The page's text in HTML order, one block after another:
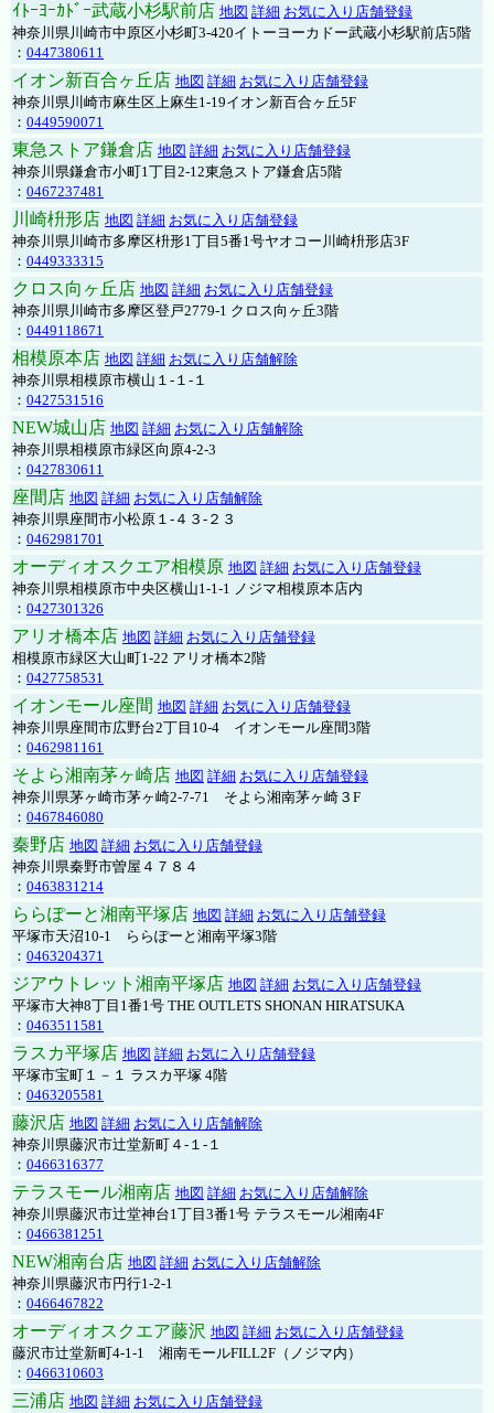
ｲﾄｰﾖｰｶﾄﾞｰ武蔵小杉駅前店 地図 詳細 お気に入り店舗登録
神奈川県川崎市中原区小杉町3-420イトーヨーカドー武蔵小杉駅前店5階
： 0447380611
イオン新百合ヶ丘店 地図 詳細 お気に入り店舗登録
神奈川県川崎市麻生区上麻生1-19イオン新百合ヶ丘5F
： 0449590071
東急ストア鎌倉店 地図 詳細 お気に入り店舗登録
神奈川県鎌倉市小町1丁目2-12東急ストア鎌倉店5階
： 0467237481
川崎枡形店 地図 詳細 お気に入り店舗登録
神奈川県川崎市多摩区枡形1丁目5番1号ヤオコー川崎枡形店3F
： 0449333315
クロス向ヶ丘店 地図 詳細 お気に入り店舗登録
神奈川県川崎市多摩区登戸2779-1 クロス向ヶ丘3階
： 0449118671
相模原本店 地図 詳細 お気に入り店舗解除
神奈川県相模原市横山１-１-１
： 0427531516
NEW城山店 地図 詳細 お気に入り店舗解除
神奈川県相模原市緑区向原4-2-3
： 0427830611
座間店 地図 詳細 お気に入り店舗解除
神奈川県座間市小松原１-４３-２３
： 0462981701
オーディオスクエア相模原 地図 詳細 お気に入り店舗登録
神奈川県相模原市中央区横山1-1-1 ノジマ相模原本店内
： 0427301326
アリオ橋本店 地図 詳細 お気に入り店舗登録
相模原市緑区大山町1-22 アリオ橋本2階
： 0427758531
イオンモール座間 地図 詳細 お気に入り店舗登録
神奈川県座間市広野台2丁目10-4 イオンモール座間3階
： 0462981161
そよら湘南茅ヶ崎店 地図 詳細 お気に入り店舗登録
神奈川県茅ヶ崎市茅ヶ崎2‐7‐71 そよら湘南茅ヶ崎３F
： 0467846080
秦野店 地図 詳細 お気に入り店舗登録
神奈川県秦野市曽屋４７８４
： 0463831214
ららぽーと湘南平塚店 地図 詳細 お気に入り店舗登録
平塚市天沼10-1 ららぽーと湘南平塚3階
： 0463204371
ジアウトレット湘南平塚店 地図 詳細 お気に入り店舗登録
平塚市大神8丁目1番1号 THE OUTLETS SHONAN HIRATSUKA
： 0463511581
ラスカ平塚店 地図 詳細 お気に入り店舗登録
平塚市宝町１－１ ラスカ平塚 4階
： 0463205581
藤沢店 地図 詳細 お気に入り店舗解除
神奈川県藤沢市辻堂新町４-１-１
： 0466316377
テラスモール湘南店 地図 詳細 お気に入り店舗解除
神奈川県藤沢市辻堂神台1丁目3番1号 テラスモール湘南4F
： 0466381251
NEW湘南台店 地図 詳細 お気に入り店舗解除
神奈川県藤沢市円行1-2-1
： 0466467822
オーディオスクエア藤沢 地図 詳細 お気に入り店舗登録
藤沢市辻堂新町4-1-1 湘南モールFILL2F（ノジマ内）
： 0466310603
三浦店 地図 詳細 お気に入り店舗登録